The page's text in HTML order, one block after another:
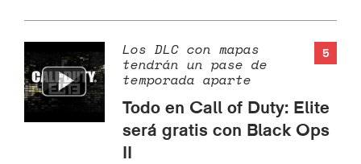
5
Los DLC con mapas
tendrán un pase de
temporada aparte
Todo en Call of Duty: Elite
será gratis con Black Ops
II